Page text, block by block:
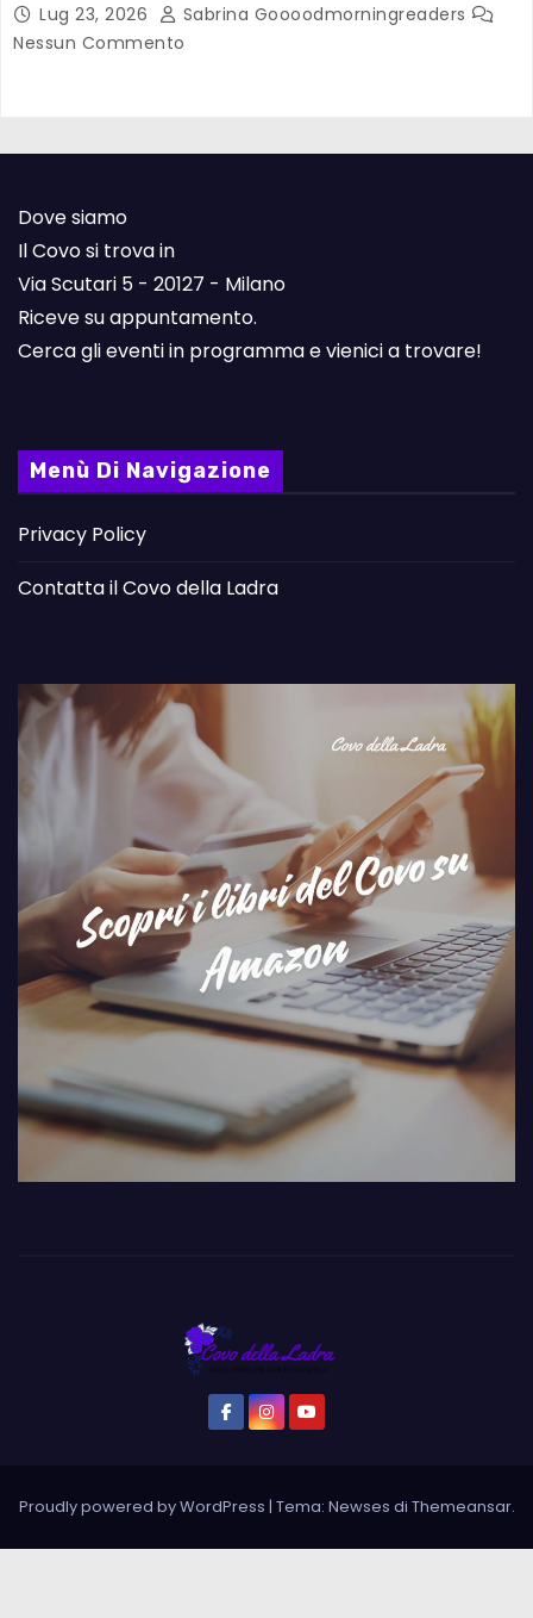
Lug 23, 2026
Sabrina Goooodmorningreaders
Nessun Commento
Dove siamo
Il Covo si trova in
Via Scutari 5 - 20127 - Milano
Riceve su appuntamento.
Cerca gli eventi in programma e vienici a trovare!
Menù Di Navigazione
Privacy Policy
Contatta il Covo della Ladra
Proudly powered by WordPress | Tema: Newses di Themeansar.